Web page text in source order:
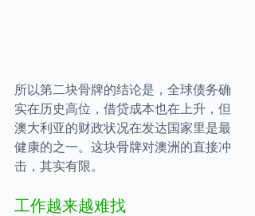
所以第二块骨牌的结论是，全球债务确
实在历史高位，借贷成本也在上升，但
澳大利亚的财政状况在发达国家里是最
健康的之一。这块骨牌对澳洲的直接冲
击，其实有限。
工作越来越难找